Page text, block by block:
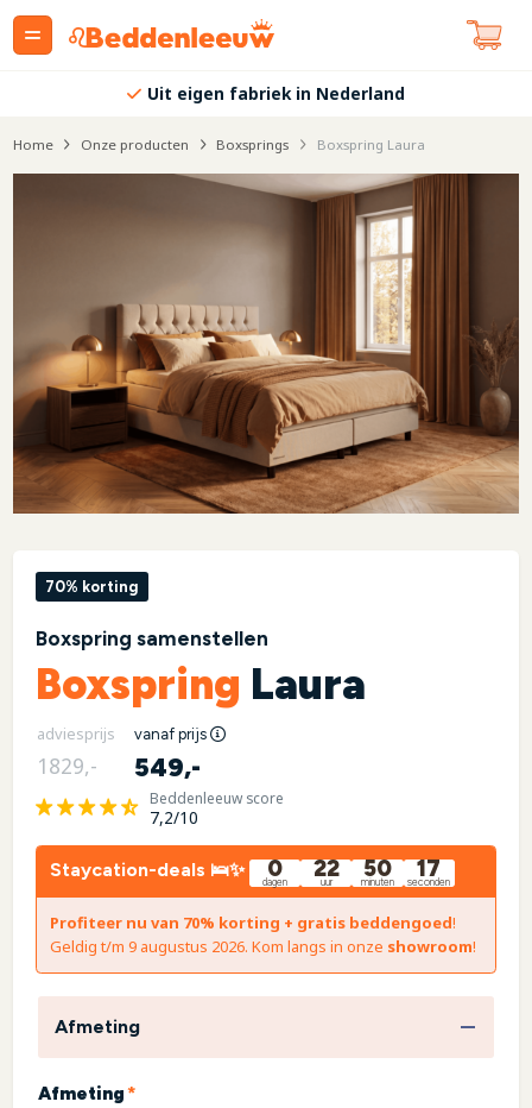
Uit eigen fabriek in Nederland
Home Onze producten Boxsprings Boxspring Laura
70% korting
Boxspring samenstellen
Boxspring Laura
adviesprijs vanaf prijs
1829,- 549,-
Beddenleeuw score
7,2/10
Staycation-deals 🛌✨ 0
dagen 22
uur 50
minuten 16
seconden
Profiteer nu van 70% korting + gratis beddengoed!
Geldig t/m 9 augustus 2026. Kom langs in onze showroom!
Afmeting
Afmeting*(required)